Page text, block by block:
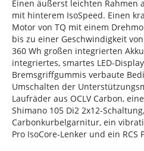
Einen äußerst leichten Rahmen
mit hinterem IsoSpeed. Einen
Motor von TQ mit einem
bis zu einer Geschwindigkeit
360 Wh großen integrierten
integriertes, smartes LED-
Bremsgriffgummis verbaute
Umschalten der
Laufräder aus OCLV Carbon,
Shimano 105 Di2 2x12-
Carbonkurbelgarnitur, ein
Pro IsoCore-Lenker und ein